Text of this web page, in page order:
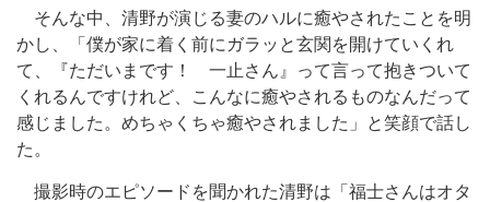
そんな中、清野が演じる妻のハルに癒やされたことを明
かし、「僕が家に着く前にガラッと玄関を開けていくれ
て、『ただいまです！ 一止さん』って言って抱きついて
くれるんですけれど、こんなに癒やされるものなんだって
感じました。めちゃくちゃ癒やされました」と笑顔で話し
た。
撮影時のエピソードを聞かれた清野は「福士さんはオタ